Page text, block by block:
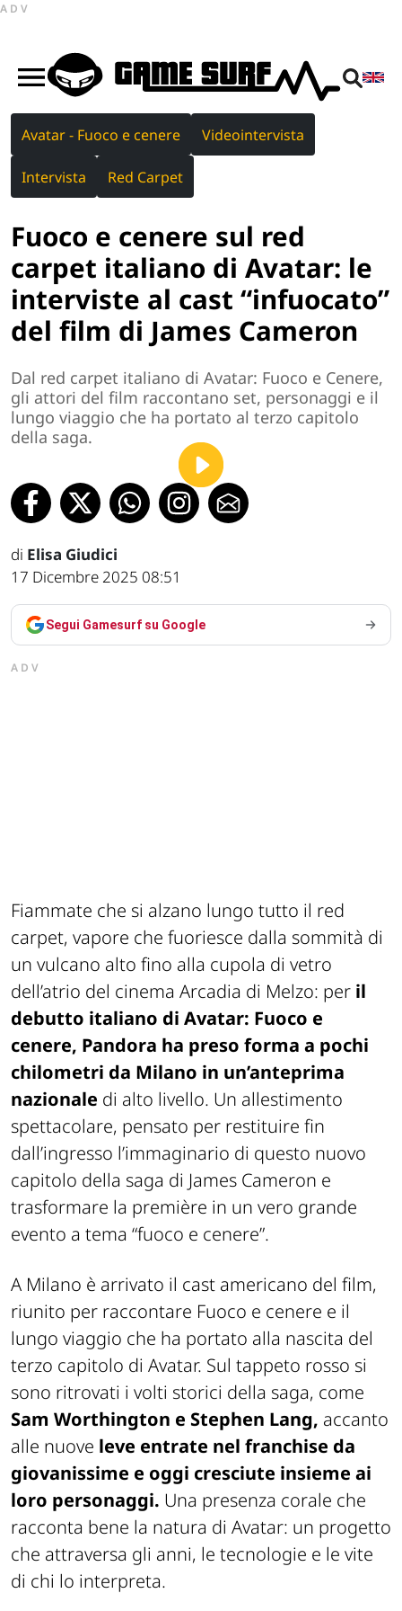
ADV
Avatar - Fuoco e cenere Videointervista
Intervista Red Carpet
Fuoco e cenere sul red
carpet italiano di Avatar: le
interviste al cast “infuocato”
del film di James Cameron
Dal red carpet italiano di Avatar: Fuoco e Cenere,
gli attori del film raccontano set, personaggi e il
lungo viaggio che ha portato al terzo capitolo
della saga.
di Elisa Giudici
17 Dicembre 2025 08:51
Segui Gamesurf su Google
ADV
Fiammate che si alzano lungo tutto il red
carpet, vapore che fuoriesce dalla sommità di
un vulcano alto fino alla cupola di vetro
dell’atrio del cinema Arcadia di Melzo: per il
debutto italiano di Avatar: Fuoco e
cenere, Pandora ha preso forma a pochi
chilometri da Milano in un’anteprima
nazionale di alto livello. Un allestimento
spettacolare, pensato per restituire fin
dall’ingresso l’immaginario di questo nuovo
capitolo della saga di James Cameron e
trasformare la première in un vero grande
evento a tema “fuoco e cenere”.
A Milano è arrivato il cast americano del film,
riunito per raccontare Fuoco e cenere e il
lungo viaggio che ha portato alla nascita del
terzo capitolo di Avatar. Sul tappeto rosso si
sono ritrovati i volti storici della saga, come
Sam Worthington e Stephen Lang, accanto
alle nuove leve entrate nel franchise da
giovanissime e oggi cresciute insieme ai
loro personaggi. Una presenza corale che
racconta bene la natura di Avatar: un progetto
che attraversa gli anni, le tecnologie e le vite
di chi lo interpreta.